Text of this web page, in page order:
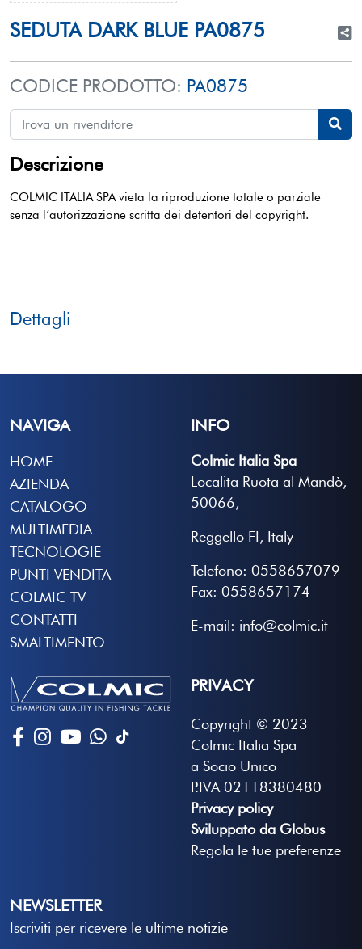
SEDUTA DARK BLUE PA0875
CODICE PRODOTTO: PA0875
Descrizione
COLMIC ITALIA SPA vieta la riproduzione totale o parziale
senza l’autorizzazione scritta dei detentori del copyright.
Dettagli
NAVIGA
HOME
AZIENDA
CATALOGO
MULTIMEDIA
TECNOLOGIE
PUNTI VENDITA
COLMIC TV
CONTATTI
SMALTIMENTO
INFO
Colmic Italia Spa
Localita Ruota al Mandò,
50066,
Reggello FI, Italy
Telefono: 0558657079
Fax: 0558657174
E-mail: info@colmic.it
PRIVACY
Copyright © 2023
Colmic Italia Spa
a Socio Unico
P.IVA 02118380480
Privacy policy
Sviluppato da Globus
Regola le tue preferenze
NEWSLETTER
Iscriviti per ricevere le ultime notizie